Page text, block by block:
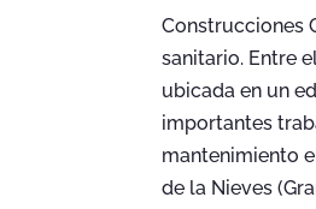
Construcciones
sanitario. Entre
ubicada en un
importantes
mantenimiento
de la Nieves